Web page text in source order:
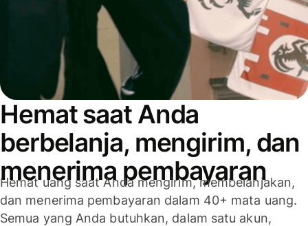
Hemat saat Anda
berbelanja, mengirim, dan
menerima pembayaran
Hemat uang saat Anda mengirim, membelanjakan,
dan menerima pembayaran dalam 40+ mata uang.
Semua yang Anda butuhkan, dalam satu akun,